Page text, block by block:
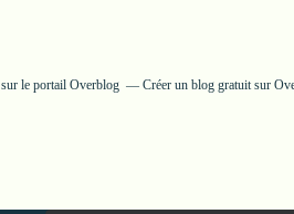
sur le portail Overblog Créer un blog gratuit sur